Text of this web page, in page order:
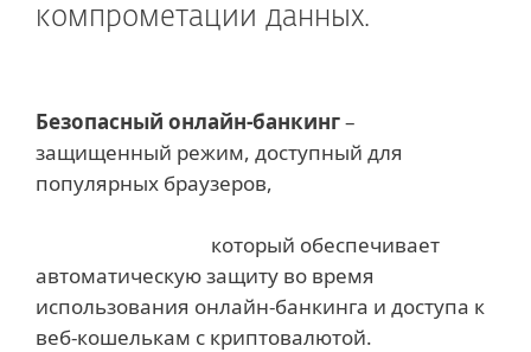
компрометации данных.
Безопасный онлайн-банкинг–
защищенный режим, доступный для
популярных браузеров,
который обеспечивает
автоматическую защиту во время
использования онлайн-банкинга и доступа к
веб-кошелькам с криптовалютой.